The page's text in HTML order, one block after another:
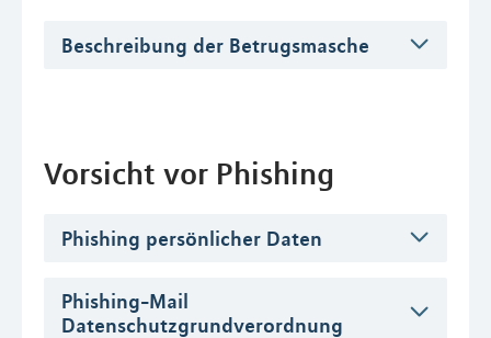
Beschreibung der Betrugsmasche
Vorsicht vor Phishing
Phishing persönlicher Daten
Phishing-Mail
Datenschutzgrundverordnung